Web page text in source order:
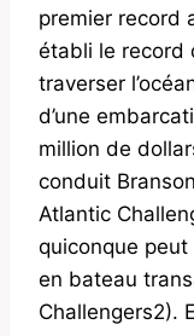
premier record
établi le record
traverser
d’une
million de
conduit
Atlantic
quiconque
en bateau
Challengers2).